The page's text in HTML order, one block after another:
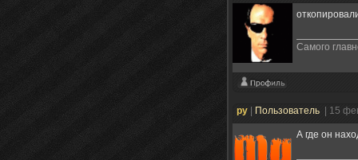
Самого
ру Пользователь | 15
А где он